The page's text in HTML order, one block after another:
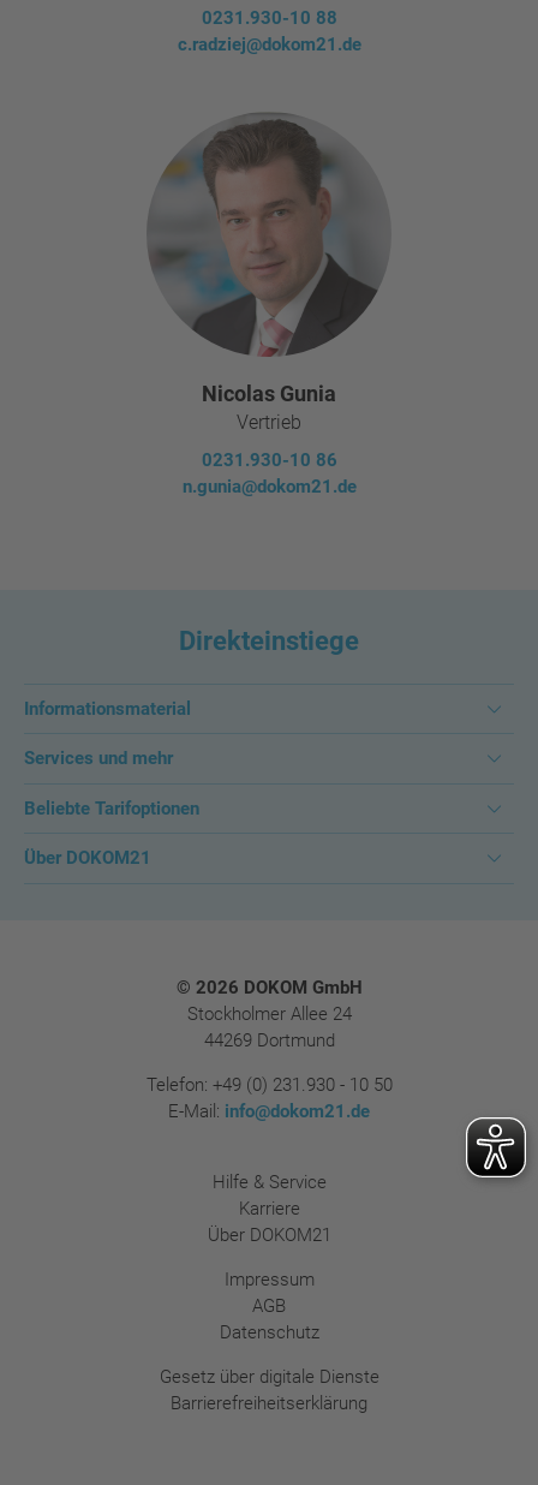
0231.930-10 88
c.radziej@dokom21.de
Nicolas Gunia
Vertrieb
0231.930-10 86
n.gunia@dokom21.de
Direkteinstiege
Informationsmaterial
Services und mehr
Beliebte Tarifoptionen
Über DOKOM21
Footer
© 2026 DOKOM GmbH
Stockholmer Allee 24
44269 Dortmund
Telefon: +49 (0) 231.930 - 10 50
E-Mail: info@dokom21.de
Hilfe & Service
Karriere
Über DOKOM21
Impressum
AGB
Datenschutz
Gesetz über digitale Dienste
Barrierefreiheitserklärung